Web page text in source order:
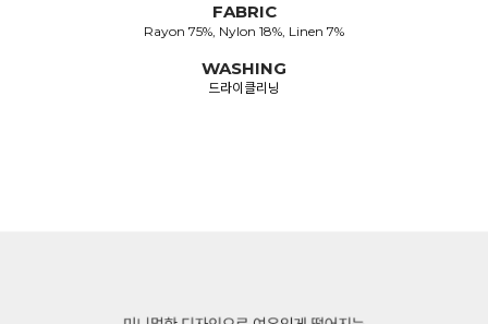
FABRIC
Rayon 75%, Nylon 18%, Linen 7%
WASHING
드라이클리닝